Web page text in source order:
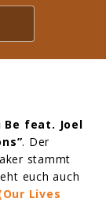
Be feat. Joel
. Der
stammt
euch auch
Lives